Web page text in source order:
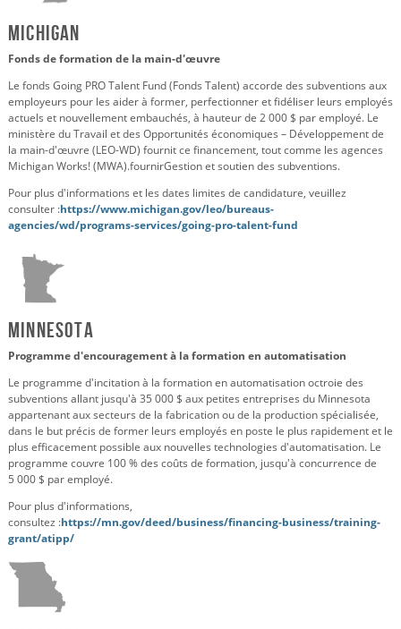
Michigan
Fonds de formation de la main-d'œuvre
Le fonds Going PRO Talent Fund (Fonds Talent) accorde des subventions aux
employeurs pour les aider à former, perfectionner et fidéliser leurs employés
actuels et nouvellement embauchés, à hauteur de 2 000 $ par employé. Le
ministère du Travail et des Opportunités économiques – Développement de
la main-d'œuvre (LEO-WD) fournit ce financement, tout comme les agences
Michigan Works! (MWA).fournirGestion et soutien des subventions.
Pour plus d'informations et les dates limites de candidature, veuillez
consulter :https://www.michigan.gov/leo/bureaus-
agencies/wd/programs-services/going-pro-talent-fund
Minnesota
Programme d'encouragement à la formation en automatisation
Le programme d'incitation à la formation en automatisation octroie des
subventions allant jusqu'à 35 000 $ aux petites entreprises du Minnesota
appartenant aux secteurs de la fabrication ou de la production spécialisée,
dans le but précis de former leurs employés en poste le plus rapidement et le
plus efficacement possible aux nouvelles technologies d'automatisation. Le
programme couvre 100 % des coûts de formation, jusqu'à concurrence de
5 000 $ par employé.
Pour plus d'informations,
consultez :https://mn.gov/deed/business/financing-business/training-
grant/atipp/